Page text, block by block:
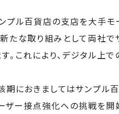
プル百貨店の支店を大手モ
たな取り組みとして両社
。これにより、デジタル上
期におきましてはサンプル
ザー接点強化への挑戦を開